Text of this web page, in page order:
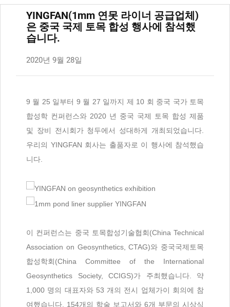
YINGFAN(1mm 연못 라이너 공급업체)
은 중국 국제 토목 합성 행사에 참석했
습니다.
2020년 9월 28일
9 월 25 일부터 9 월 27 일까지 제 10 회 중국 국가 토목
합성학 컨퍼런스와 2020 년 중국 국제 토목 합성 제품
및 장비 전시회가 청두에서 성대하게 개최되었습니다.
우리의 YINGFAN 회사는 출품자로 이 행사에 참석했습
니다.
이 컨퍼런스는 중국 토목합성기술협회(China Technical
Association on Geosynthetics, CTAG)와 중국국제토목
합성학회(China Committee of the International
Geosynthetics Society, CCIGS)가 주최했습니다. 약
1,000 명의 대표자와 53 개의 전시 업체가이 회의에 참
여했습니다. 154개의 학술 보고서와 6개 부문의 시상식